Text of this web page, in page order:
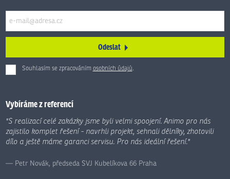
Odeslat
Souhlasím se zpracováním osobních údajů.
Formulář
nepodařilo
odeslat.
Vybíráme z referencí
"S realizací celé zakázky jsme byli velmi spoojení. Animo pro nás
zajistilo komplet řešení - navrhli projekt, sehnali dělníky, zhotovili
dílo a ještě máme garanci servisu. Pro nás ideální řešení."
Petr Novák, předseda SVJ Kubelíkova 66 Praha